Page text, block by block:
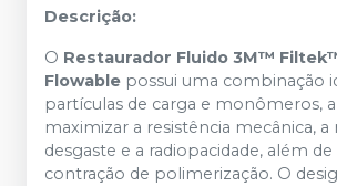
Descrição:
O Restaurador Fluido 3M™
Flowable possui uma combinação
partículas de carga e monômeros,
maximizar a resistência mecânica, a
desgaste e a radiopacidade, além de
contração de polimerização. O